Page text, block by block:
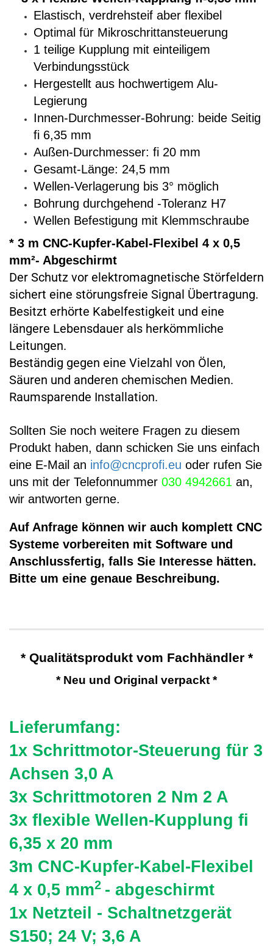
Elastisch, verdrehsteif aber flexibel
Optimal für Mikroschrittansteuerung
1 teilige Kupplung mit einteiligem
Verbindungsstück
Hergestellt aus hochwertigem Alu-
Legierung
Innen-Durchmesser-Bohrung: beide Seitig
fi 6,35 mm
Außen-Durchmesser: fi 20 mm
Gesamt-Länge: 24,5 mm
Wellen-Verlagerung bis 3° möglich
Bohrung durchgehend -Toleranz H7
Wellen Befestigung mit Klemmschraube
* 3 m CNC-Kupfer-Kabel-Flexibel 4 x 0,5
mm²- Abgeschirmt
Der Schutz vor elektromagnetische Störfeldern
sichert eine störungsfreie Signal Übertragung.
Besitzt erhörte Kabelfestigkeit und eine
längere Lebensdauer als herkömmliche
Leitungen.
Beständig gegen eine Vielzahl von Ölen,
Säuren und anderen chemischen Medien.
Raumsparende Installation.
Sollten Sie noch weitere Fragen zu diesem
Produkt haben, dann schicken Sie uns einfach
eine E-Mail an info@cncprofi.eu oder rufen Sie
uns mit der Telefonnummer 030 4942661 an,
wir antworten gerne.
Auf Anfrage können wir auch komplett CNC
Systeme vorbereiten mit Software und
Anschlussfertig, falls Sie Interesse hätten.
Bitte um eine genaue Beschreibung.
* Qualitätsprodukt vom Fachhändler *
* Neu und Original verpackt *
Lieferumfang:
1x Schrittmotor-Steuerung für 3
Achsen 3,0 A
3x Schrittmotoren 2 Nm 2 A
3x flexible Wellen-Kupplung fi
6,35 x 20 mm
3m CNC-Kupfer-Kabel-Flexibel
4 x 0,5 mm2 - abgeschirmt
1x Netzteil - Schaltnetzgerät
S150; 24 V; 3,6 A